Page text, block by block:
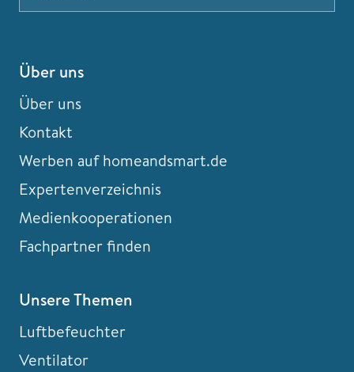
Über uns
Über uns
Kontakt
Werben auf homeandsmart.de
Expertenverzeichnis
Medienkooperationen
Fachpartner finden
Unsere Themen
Luftbefeuchter
Ventilator